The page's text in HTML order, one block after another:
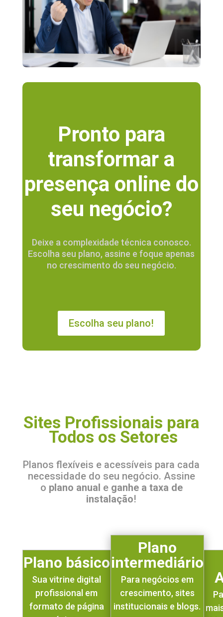
Pronto para
transformar a
presença online do
seu negócio?
Deixe a complexidade técnica conosco.
Escolha seu plano, assine e foque apenas
no crescimento do seu negócio.
Escolha seu plano!
Sites Profssionais para
Todos os Setores
Planos flexíveis e acessíveis para cada
necessidade do seu negócio. Assine
o plano anual e ganhe a taxa de
instalação!
Plano básico
Sua vitrine digital
profissional em
formato de página
Plano
intermediário
Para negócios em
crescimento, sites
institucionais e blogs.